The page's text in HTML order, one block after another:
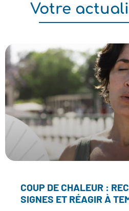
Votre
COUP DE CHALEUR :
SIGNES ET RÉAGIR À